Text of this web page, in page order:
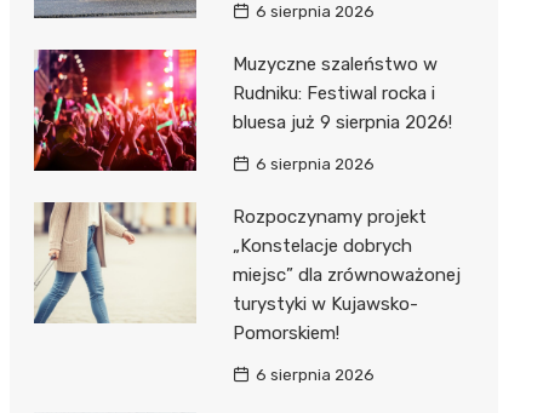
6 sierpnia 2026
Muzyczne szaleństwo w
Rudniku: Festiwal rocka i
bluesa już 9 sierpnia 2026!
6 sierpnia 2026
Rozpoczynamy projekt
„Konstelacje dobrych
miejsc” dla zrównoważonej
turystyki w Kujawsko-
Pomorskiem!
6 sierpnia 2026